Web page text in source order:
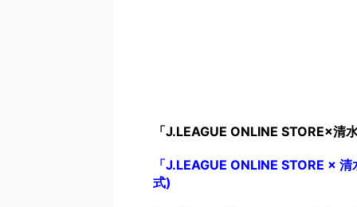
「J.LEAGUE ONLINE STORE×清
「J.LEAGUE ONLINE STORE ×
式)